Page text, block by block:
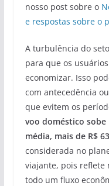
nosso post sobre o
e respostas sobre o
A turbulência do
para que os
economizar. Isso
com antecedência
que evitem os
voo doméstico sobe
média, mais de R$
considerada no
viajante, pois reflete
todo um fluxo